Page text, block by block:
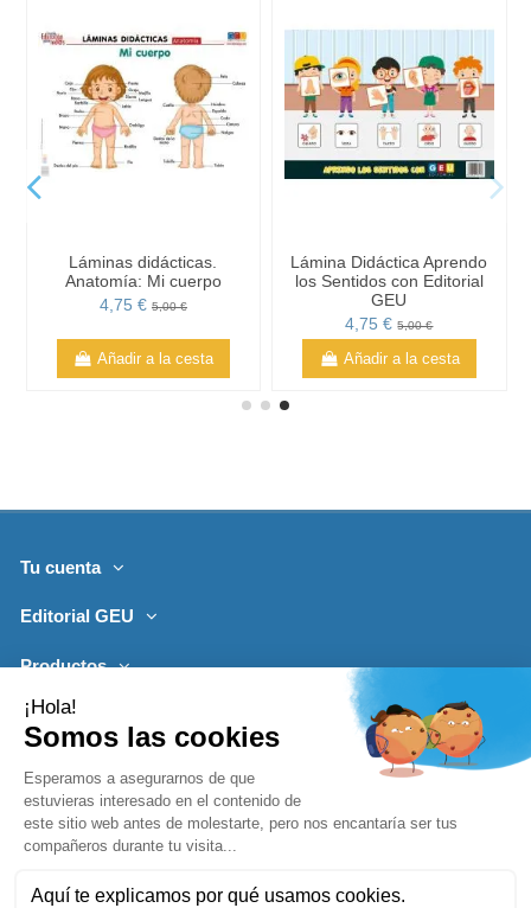
Láminas didácticas.
Anatomía: Mi cuerpo
4,75 € 5,00 €
Añadir a la cesta
Lámina Didáctica Aprendo
los Sentidos con Editorial
GEU
4,75 €5,00 €
Añadir a la cesta
Tu cuenta
Editorial GEU
Productos
Lo más leído
Síguenos